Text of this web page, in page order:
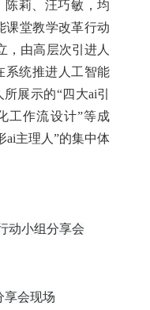
莉、汪巧敏，均
课堂教学改革行动
，由高层次引进人
系统推进人工智能
展示的“四大ai引
工作流设计”等成
ai主理人”的集中体
动小组分享会
享会现场